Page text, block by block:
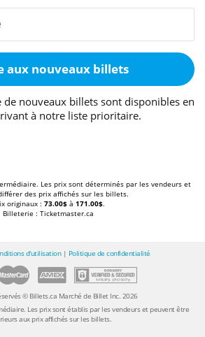
aux nouveaux billets
de nouveaux billets sont disponibles en
à notre liste prioritaire.
Les prix sont déterminés par les vendeurs et
des prix affichés sur les billets.
originaux : 73.00$à 171.00$.
Billeterie : Ticketmaster.ca
d'utilisation| Politique de confidentialité
© Billets.ca Marché de Billet Inc. 2026
Les prix sont établis par les vendeurs et peuvent être
aux prix affichés sur les billets.